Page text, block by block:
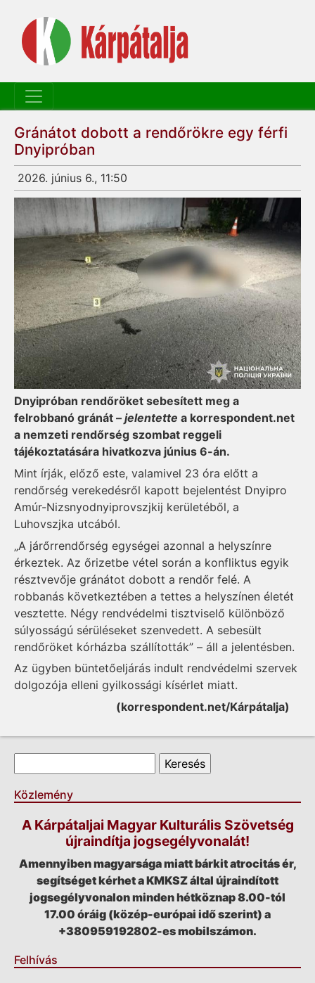
Gránátot dobott a rendőrökre egy férfi
Dnyipróban
2026. június 6., 11:50
Dnyipróban rendőröket sebesített meg a
felrobbanó gránát – jelentette a korrespondent.net
a nemzeti rendőrség szombat reggeli
tájékoztatására hivatkozva június 6-án.
Mint írják, előző este, valamivel 23 óra előtt a
rendőrség verekedésről kapott bejelentést Dnyipro
Amúr-Nizsnyodnyiprovszjkij kerületéből, a
Luhovszjka utcából.
„A járőrrendőrség egységei azonnal a helyszínre
érkeztek. Az őrizetbe vétel során a konfliktus egyik
résztvevője gránátot dobott a rendőr felé. A
robbanás következtében a tettes a helyszínen életét
vesztette. Négy rendvédelmi tisztviselő különböző
súlyosságú sérüléseket szenvedett. A sebesült
rendőröket kórházba szállították” – áll a jelentésben.
Az ügyben büntetőeljárás indult rendvédelmi szervek
dolgozója elleni gyilkossági kísérlet miatt.
(korrespondent.net/Kárpátalja)
Keresés űrlap
Közlemény
A Kárpátaljai Magyar Kulturális Szövetség
újraindítja jogsegélyvonalát!
Amennyiben magyarsága miatt bárkit atrocitás ér,
segítséget kérhet a KMKSZ által újraindított
jogsegélyvonalon minden hétköznap 8.00-tól
17.00 óráig (közép-európai idő szerint) a
+380959192802-es mobilszámon.
Felhívás